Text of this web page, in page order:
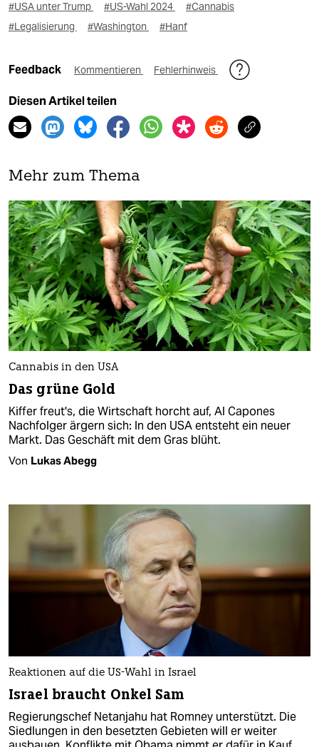
#USA unter Trump #US-Wahl 2024
#Cannabis
#Legalisierung
#Washington #Hanf
Feedback Kommentieren Fehlerhinweis
Diesen Artikel teilen
Mehr zum Thema
Cannabis in den USA
Das grüne Gold
Kiffer freut's, die Wirtschaft horcht auf, Al Capones
Nachfolger ärgern sich: In den USA entsteht ein neuer
Markt. Das Geschäft mit dem Gras blüht.
Von Lukas Abegg
Reaktionen auf die US-Wahl in Israel
Israel braucht Onkel Sam
Regierungschef Netanjahu hat Romney unterstützt. Die
Siedlungen in den besetzten Gebieten will er weiter